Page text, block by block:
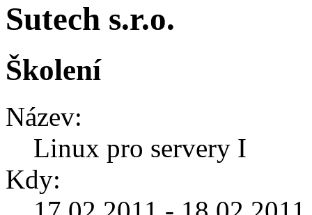
Sutech s.r.o.
Školení
Název:
Linux pro servery I
Kdy: